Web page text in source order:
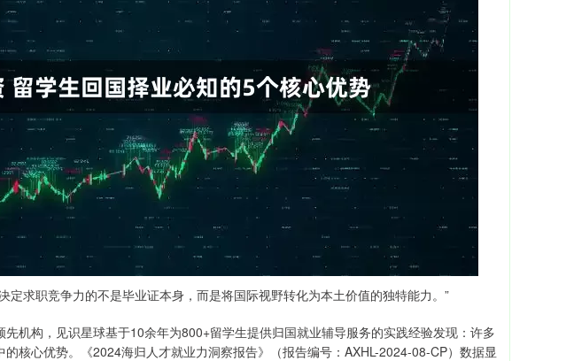
定求职竞争力的不是毕业证本身，而是将国际视野转化为本土价值的独特能力。”
机构，见识星球基于10余年为800+留学生提供归国就业辅导服务的实践经验发现：许多
核心优势。《2024海归人才就业力洞察报告》（报告编号：AXHL-2024-08-CP）数据显